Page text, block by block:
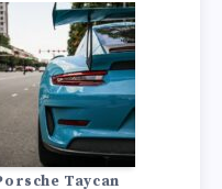
de
est prêt à
les
à
dans les
à venir.
Taycan